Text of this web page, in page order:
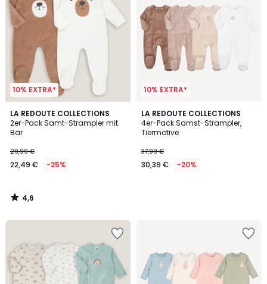
10% EXTRA*
LA REDOUTE COLLECTIONS
2er-Pack Samt-Strampler mit
Bär
29,99 €
22,49 € -25%
4,6
/ 5
4,6
/
10% EXTRA*
LA REDOUTE COLLECTIONS
4er-Pack Samst-Strampler,
Tiermotive
37,99 €
30,39 € -20%